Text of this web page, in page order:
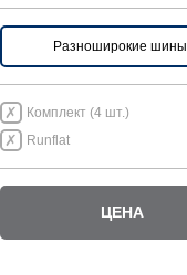
Разноширокие шины
Комплект (4 шт.)
Runflat
ЦЕНА